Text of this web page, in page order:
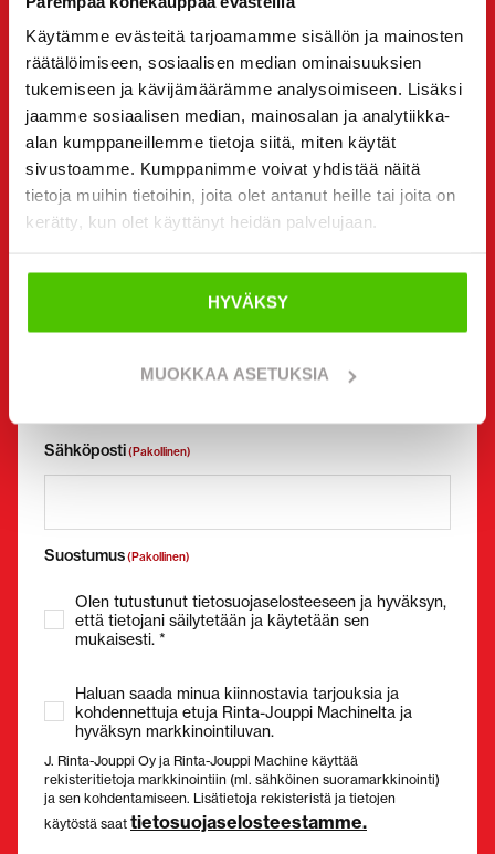
Käytämme evästeitä tarjoamamme sisällön ja mainosten
räätälöimiseen, sosiaalisen median ominaisuuksien
tukemiseen ja kävijämäärämme analysoimiseen. Lisäksi
jaamme sosiaalisen median, mainosalan ja analytiikka-
alan kumppaneillemme tietoja siitä, miten käytät
sivustoamme. Kumppanimme voivat yhdistää näitä
tietoja muihin tietoihin, joita olet antanut heille tai joita on
kerätty, kun olet käyttänyt heidän palvelujaan.
HYVÄKSY
MUOKKAA ASETUKSIA
Vuokrata
Kysyä lisätietoja
Yhteystiedot(Pakollinen)
Yrityksen nimi Y-tunnus
(Pakollinen)
Sähköposti(Pakollinen)
Suostumus(Pakollinen)
Olen tutustunut tietosuojaselosteeseen ja hyväksyn,
että tietojani säilytetään ja käytetään sen
mukaisesti. *
Haluan saada minua kiinnostavia tarjouksia ja
kohdennettuja etuja Rinta-Jouppi Machinelta ja
hyväksyn markkinointiluvan.
J. Rinta-Jouppi Oy ja Rinta-Jouppi Machine käyttää
rekisteritietoja markkinointiin (ml. sähköinen suoramarkkinointi)
ja sen kohdentamiseen. Lisätietoja rekisteristä ja tietojen
käytöstä saat tietosuojaselosteestamme.